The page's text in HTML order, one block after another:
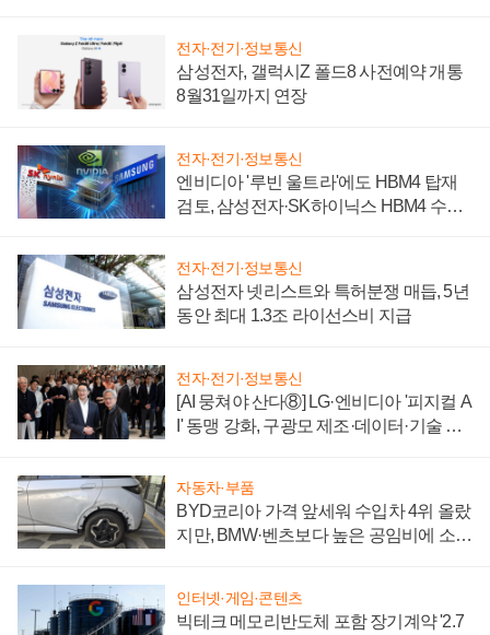
전자·전기·정보통신
삼성전자, 갤럭시Z 폴드8 사전예약 개통
8월31일까지 연장
전자·전기·정보통신
엔비디아 '루빈 울트라'에도 HBM4 탑재
검토, 삼성전자·SK하이닉스 HBM4 수율
전자·전기·정보통신
삼성전자 넷리스트와 특허분쟁 매듭, 5년
동안 최대 1.3조 라이선스비 지급
전자·전기·정보통신
[AI 뭉쳐야 산다⑧] LG·엔비디아 '피지컬 A
I' 동맹 강화, 구광모 제조·데이터·기술 결
자동차·부품
BYD코리아 가격 앞세워 수입차 4위 올랐
지만, BMW·벤츠보다 높은 공임비에 소비
인터넷·게임·콘텐츠
빅테크 메모리반도체 포함 장기계약 '2.7